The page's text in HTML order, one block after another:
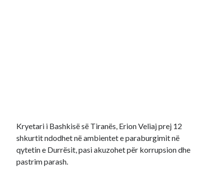
Kryetari i Bashkisë së Tiranës, Erion Veliaj prej 12
shkurtit ndodhet në ambientet e paraburgimit në
qytetin e Durrësit, pasi akuzohet për korrupsion dhe
pastrim parash.